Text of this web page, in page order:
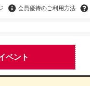
会員優待のご利用方法
ベント